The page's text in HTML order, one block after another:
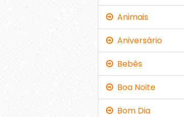
Animais
Aniversário
Bebês
Boa Noite
Bom Dia